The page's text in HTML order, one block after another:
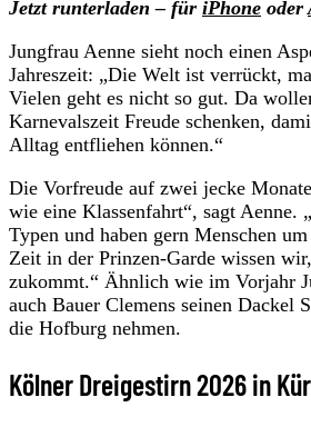
Jetzt runterladen – für iPhone oder
Jungfrau Aenne sieht noch einen
Jahreszeit: „Die Welt ist verrückt,
Vielen geht es nicht so gut. Da
Karnevalszeit Freude schenken,
Alltag entfliehen können.“
Die Vorfreude auf zwei jecke
wie eine Klassenfahrt“, sagt Aenne.
Typen und haben gern Menschen
Zeit in der Prinzen-Garde wissen
zukommt.“ Ähnlich wie im Vorjahr
auch Bauer Clemens seinen Dackel
die Hofburg nehmen.
Kölner Dreigestirn 2026 in